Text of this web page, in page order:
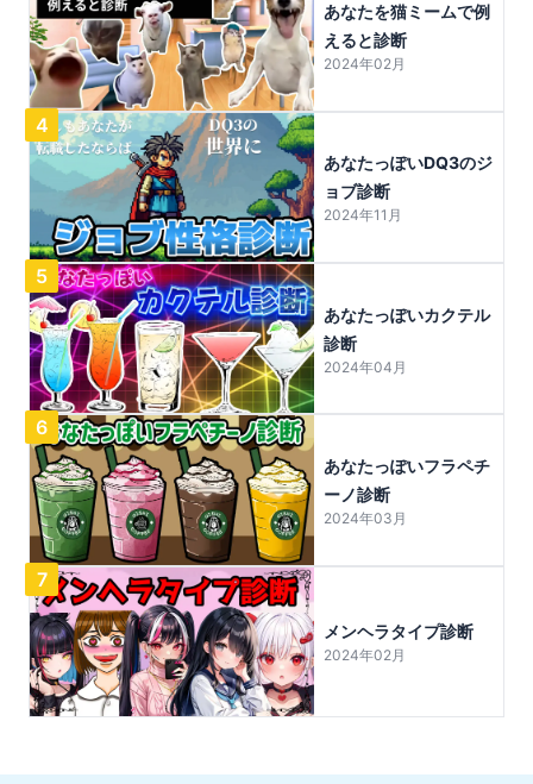
あなたを猫ミームで例
えると診断
2024年02月
4
あなたっぽいDQ3のジ
ョブ診断
2024年11月
5
あなたっぽいカクテル
診断
2024年04月
6
あなたっぽいフラペチ
ーノ診断
2024年03月
7
メンヘラタイプ診断
2024年02月